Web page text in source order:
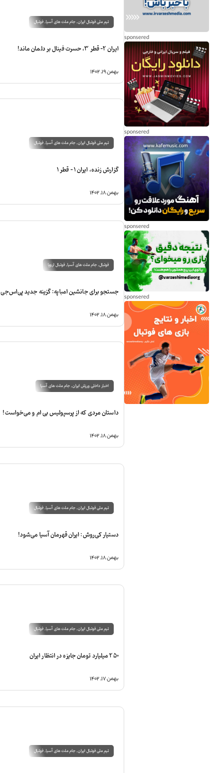
تیم ملی فوتبال ایران,جام ملت های آسیا,فوتبال
ایران 2- قطر 3، حسرت فینال بر دلمان ماند!
بهمن ۱۹, ۱۴۰۲
تیم ملی فوتبال ایران,جام ملت های آسیا,فوتبال
گزارش زنده، ایران 1 – قطر 1
بهمن ۱۸, ۱۴۰۲
فوتبال,جام ملت های آسیا,فوتبال اروپا
جستجو برای جانشین امباپه: گزینه جدید پی‌اس‌جی
بهمن ۱۸, ۱۴۰۲
اخبار داخلی ورزش ایران,جام ملت های آسیا
داستان مردی که از پرسپولیس بی ام و می‌خواست!
بهمن ۱۸, ۱۴۰۲
تیم ملی فوتبال ایران,جام ملت های آسیا,فوتبال
دستیار کی‌روش: ایران قهرمان آسیا می‌شود!‏
بهمن ۱۸, ۱۴۰۲
تیم ملی فوتبال ایران,جام ملت های آسیا,فوتبال
250 میلیارد تومان جایزه در انتظار ایران
بهمن ۱۷, ۱۴۰۲
تیم ملی فوتبال ایران,جام ملت های آسیا,فوتبال